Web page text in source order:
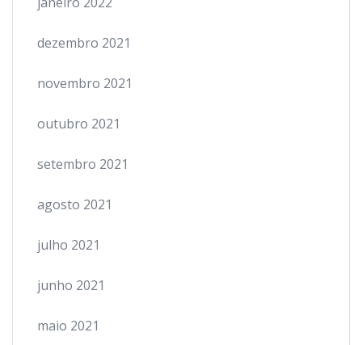
dezembro 2021
novembro 2021
outubro 2021
setembro 2021
agosto 2021
julho 2021
junho 2021
maio 2021